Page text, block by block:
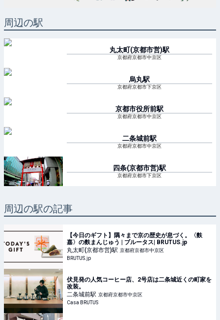
周辺の駅
丸太町(京都市営)駅
京都府京都市中京区
烏丸駅
京都府京都市下京区
京都市役所前駅
京都府京都市中京区
二条城前駅
京都府京都市中京区
四条(京都市営)駅
京都府京都市下京区
周辺の駅の記事
【今日のギフト】隅々まで京の歴史が息づく。〈麩
嘉〉の麩まんじゅう | ブルータス| BRUTUS.jp
丸太町(京都市営)駅 京都府京都市中京区
BRUTUS.jp
伏見発の人気コーヒー店、2号店は二条城近くの町家を
改装。
二条城前駅 京都府京都市中京区
Casa BRUTUS